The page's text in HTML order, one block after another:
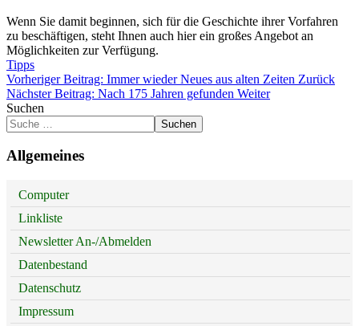
Wenn Sie damit beginnen, sich für die Geschichte ihrer Vorfahren
zu beschäftigen, steht Ihnen auch hier ein großes Angebot an
Möglichkeiten zur Verfügung.
Tipps
Vorheriger Beitrag: Immer wieder Neues aus alten Zeiten Zurück
Nächster Beitrag: Nach 175 Jahren gefunden Weiter
Suchen
Suchen
Allgemeines
Computer
Linkliste
Newsletter An-/Abmelden
Datenbestand
Datenschutz
Impressum